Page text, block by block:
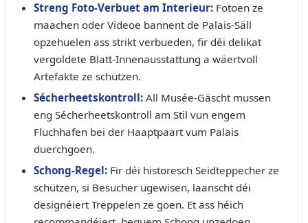
Streng Foto-Verbuet am Interieur: Fotoen ze
maachen oder Videoe bannent de Palais-Säll
opzehuelen ass strikt verbueden, fir déi delikat
vergoldete Blatt-Innenausstattung a wäertvoll
Artefakte ze schützen.
Sécherheetskontroll: All Musée-Gäscht mussen
eng Sécherheetskontroll am Stil vun engem
Fluchhafen bei der Haaptpaart vum Palais
duerchgoen.
Schong-Regel: Fir déi historesch Seidteppecher ze
schützen, si Besucher ugewisen, laanscht déi
designéiert Trëppelen ze goen. Et ass héich